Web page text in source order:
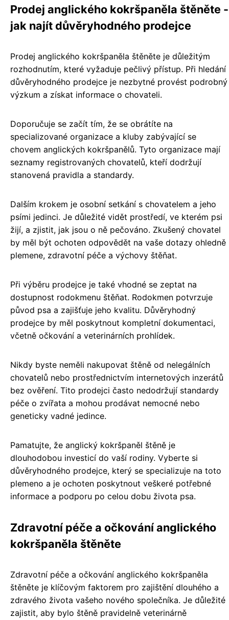
Prodej anglického kokršpaněla štěněte -
jak najít důvěryhodného prodejce
Prodej anglického kokršpaněla štěněte je důležitým
rozhodnutím, které vyžaduje pečlivý přístup. Při hledání
důvěryhodného prodejce je nezbytné provést podrobný
výzkum a získat informace o chovateli.
Doporučuje se začít tím, že se obrátíte na
specializované organizace a kluby zabývající se
chovem anglických kokršpanělů. Tyto organizace mají
seznamy registrovaných chovatelů, kteří dodržují
stanovená pravidla a standardy.
Dalším krokem je osobní setkání s chovatelem a jeho
psími jedinci. Je důležité vidět prostředí, ve kterém psi
žijí, a zjistit, jak jsou o ně pečováno. Zkušený chovatel
by měl být ochoten odpovědět na vaše dotazy ohledně
plemene, zdravotní péče a výchovy štěňat.
Při výběru prodejce je také vhodné se zeptat na
dostupnost rodokmenu štěňat. Rodokmen potvrzuje
původ psa a zajišťuje jeho kvalitu. Důvěryhodný
prodejce by měl poskytnout kompletní dokumentaci,
včetně očkování a veterinárních prohlídek.
Nikdy byste neměli nakupovat štěně od nelegálních
chovatelů nebo prostřednictvím internetových inzerátů
bez ověření. Tito prodejci často nedodržují standardy
péče o zvířata a mohou prodávat nemocné nebo
geneticky vadné jedince.
Pamatujte, že anglický kokršpaněl štěně je
dlouhodobou investicí do vaší rodiny. Vyberte si
důvěryhodného prodejce, který se specializuje na toto
plemeno a je ochoten poskytnout veškeré potřebné
informace a podporu po celou dobu života psa.
Zdravotní péče a očkování anglického
kokršpaněla štěněte
Zdravotní péče a očkování anglického kokršpaněla
štěněte je klíčovým faktorem pro zajištění dlouhého a
zdravého života vašeho nového společníka. Je důležité
zajistit, aby bylo štěně pravidelně veterinárně